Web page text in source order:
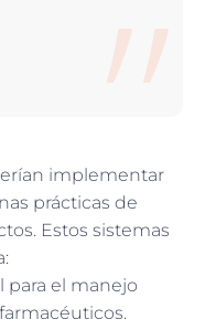
implementar
prácticas de
Estos sistemas
para el manejo